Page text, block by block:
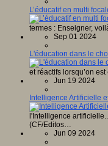
L’éducatif en multi
termes : Enseigner,
Sep 01 2024
L'éducation dans le
et réactifs lorsqu’on
Jun 19 2024
Intelligence Artificielle
l'Intelligence
(CF/Editos…
Jun 09 2024